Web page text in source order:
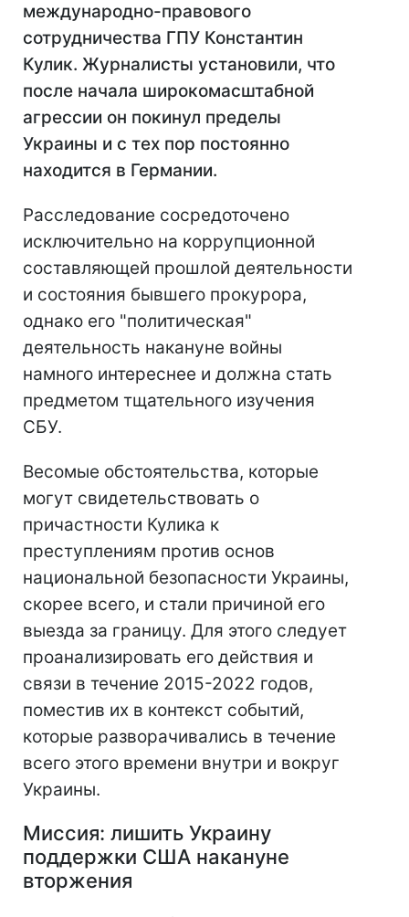
международно-правового
сотрудничества ГПУ Константин
Кулик. Журналисты установили, что
после начала широкомасштабной
агрессии он покинул пределы
Украины и с тех пор постоянно
находится в Германии.
Расследование сосредоточено
исключительно на коррупционной
составляющей прошлой деятельности
и состояния бывшего прокурора,
однако его "политическая"
деятельность накануне войны
намного интереснее и должна стать
предметом тщательного изучения
СБУ.
Весомые обстоятельства, которые
могут свидетельствовать о
причастности Кулика к
преступлениям против основ
национальной безопасности Украины,
скорее всего, и стали причиной его
выезда за границу. Для этого следует
проанализировать его действия и
связи в течение 2015-2022 годов,
поместив их в контекст событий,
которые разворачивались в течение
всего этого времени внутри и вокруг
Украины.
Миссия: лишить Украину
поддержки США накануне
вторжения